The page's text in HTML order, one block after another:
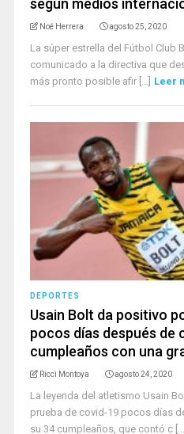
según medios
Noé Herrera agosto 25, 2020
La súper estrella del Fútbol Club
comunicado a la directiva que
más pronto posible afir [...] Leer
DEPORTES
Usain Bolt da positivo
pocos días después de
cumpleaños con una
Ricci Montoya agosto 24, 2020
La leyenda del atletismo Usain
prueba de covid-19 pocos días
su 34 cumpleaños, que contó c [...]